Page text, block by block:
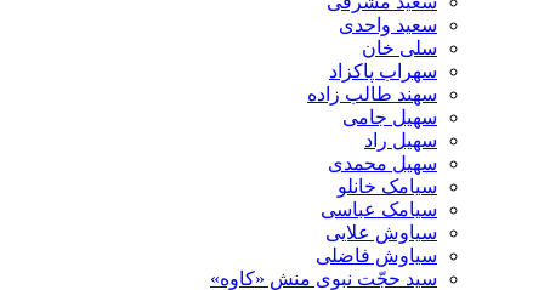
سعید واحدی
سلی خان
سهراب پاکزاد
سهند طالب زاده
سهیل جامی
سهیل راد
سهیل محمدی
سیامک خانلو
سیامک عباسی
سیاوش علایی
سیاوش فاضلی
سید حجّت نبوی منش «کاوه»